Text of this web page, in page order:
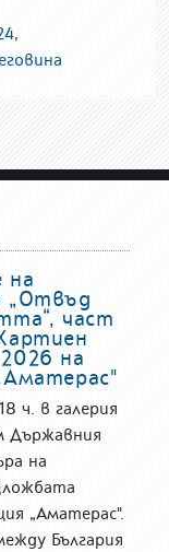
,
на
„Отвъд
част
на
ч. в галерия
Държавния
на
„Аматерас".
България